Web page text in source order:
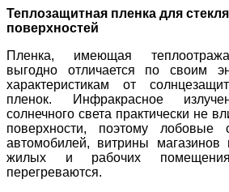
Теплозащитная пленка для
поверхностей
Пленка, имеющая
выгодно отличается по своим
характеристикам от
пленок. Инфракрасное
солнечного света практически не
поверхности, поэтому лобовые
автомобилей, витрины
жилых и рабочих
перегреваются.